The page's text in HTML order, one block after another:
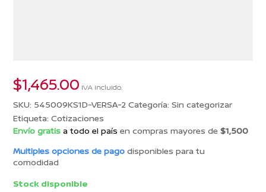
$1,465.00 IVA incluido.
SKU: 545009KS1D-VERSA-2 Categoría:Sin categorizar
Etiqueta:Cotizaciones
Envío gratis a todo el paísen compras mayores de$1,500
Multiples opciones de pagodisponibles para tu
comodidad
Stock disponible